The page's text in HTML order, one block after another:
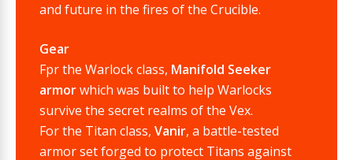
and future in the fires of the Crucible.
Gear
Fpr the Warlock class, Manifold Seeker
armorwhich was built to help Warlocks
survive the secret realms of the Vex.
For the Titan class, Vanir, a battle-tested
armor set forged to protect Titans against